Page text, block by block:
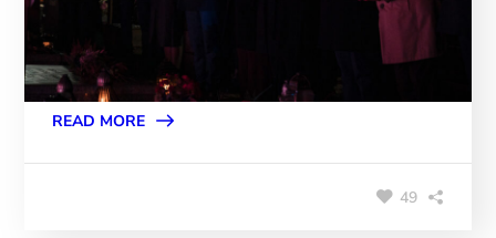
READ MORE
49